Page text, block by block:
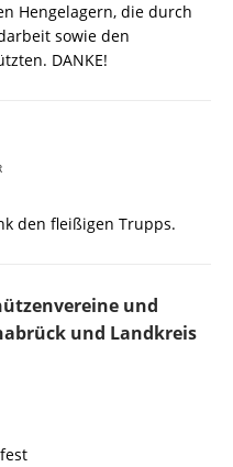
Hengelagern, die durch
sowie den
DANKE!
den fleißigen Trupps.
und
und Landkreis